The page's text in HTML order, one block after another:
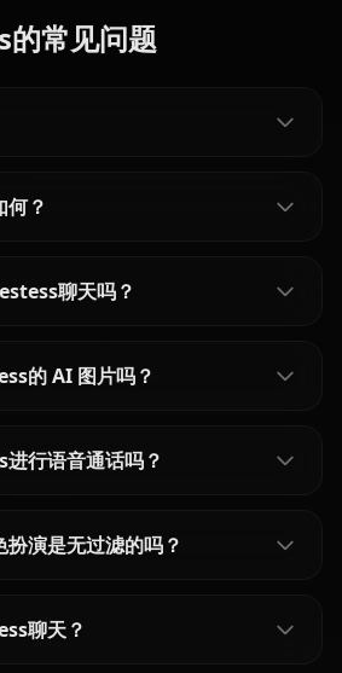
常见问题
？
聊天吗？
的 AI 图片吗？
行语音通话吗？
演是无过滤的吗？
聊天？